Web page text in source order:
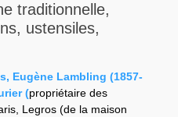
traditionnelle,
ustensiles,
Eugène Lambling (1857-
(propriétaire des
Legros (de la maison